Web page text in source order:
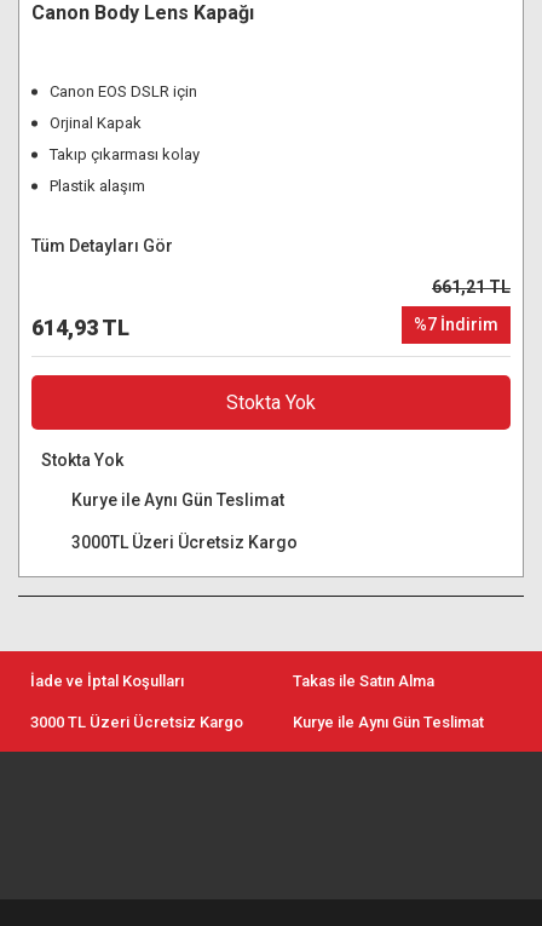
Canon Body Lens Kapağı
Canon EOS DSLR için
Orjinal Kapak
Takıp çıkarması kolay
Plastik alaşım
Tüm Detayları Gör
614,93 TL
661,21 TL
%7 İndirim
Stokta Yok
Stokta Yok
Kurye ile Aynı Gün Teslimat
3000TL Üzeri Ücretsiz Kargo
İade ve İptal Koşulları Takas ile Satın Alma
3000 TL Üzeri Ücretsiz Kargo Kurye ile Aynı Gün Teslimat